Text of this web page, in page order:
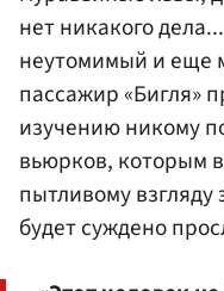
нет никакого
неутомимый и еще
пассажир «Бигля»
изучению никому
вьюрков, которым
пытливому взгляду
будет суждено